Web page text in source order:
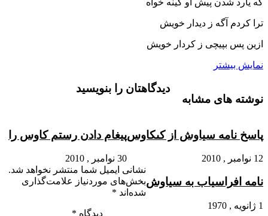
ترا کردم آگه ز دیدار خویش
ازین پس بپیچى ز کردار خویش‏
نمایش بیشتر
نوشته های مشابه
پاسخ نامه سیاوش از کى‏کاوس‏
12 نوامبر , 2010
پیغام دادن رستم کاوس را
30 نوامبر , 2010
نامه افراسیاب به سیاوش‏
1 ژانویه , 1970
دیدگاهتان را بنویسید
نشانی ایمیل شما منتشر نخواهد شد.
بخش‌های موردنیاز علامت‌گذاری
شده‌اند *
دیدگاه *